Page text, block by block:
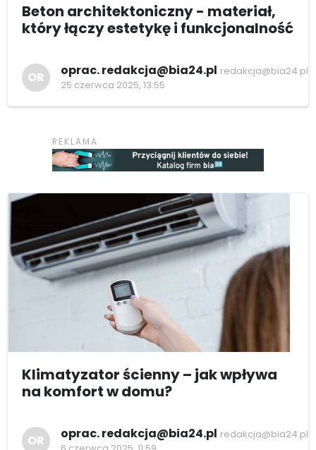
Beton architektoniczny - materiał,
który łączy estetykę i funkcjonalność
OR oprac. redakcja@bia24.pl redakcja@bia24.pl
25 czerwca 2025, 13:55
Klimatyzator ścienny – jak wpływa
na komfort w domu?
OR oprac. redakcja@bia24.pl redakcja@bia24.pl